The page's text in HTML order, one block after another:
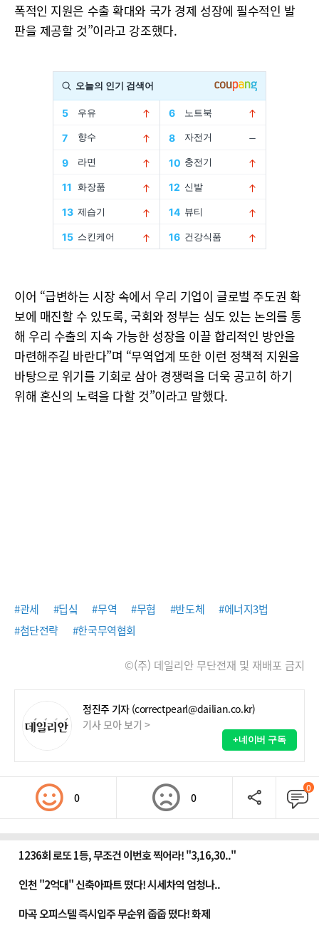
폭적인 지원은 수출 확대와 국가 경제 성장에 필수적인 발
판을 제공할 것”이라고 강조했다.
이어 “급변하는 시장 속에서 우리 기업이 글로벌 주도권 확
보에 매진할 수 있도록, 국회와 정부는 심도 있는 논의를 통
해 우리 수출의 지속 가능한 성장을 이끌 합리적인 방안을
마련해주길 바란다”며 “무역업계 또한 이런 정책적 지원을
바탕으로 위기를 기회로 삼아 경쟁력을 더욱 공고히 하기
위해 혼신의 노력을 다할 것”이라고 말했다.
#관세 #딥싴 #무역 #무협 #반도체
#에너지3법
#첨단전략
#한국무역협회
©(주) 데일리안 무단전재 및 재배포 금지
정진주 기자 (correctpearl@dailian.co.kr)
기사 모아 보기 >
+네이버 구독
0 0
0